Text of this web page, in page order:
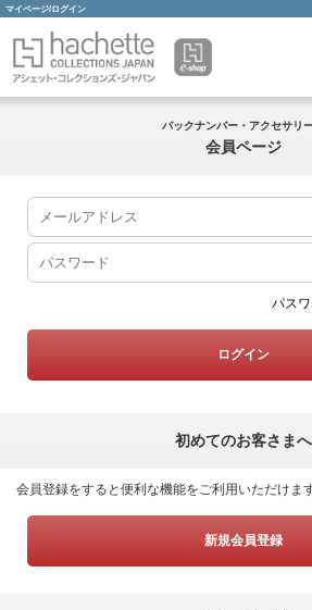
マイページ/ログイン
バックナンバー・アクセサリ
会員ページ
パス
初めてのお客さまへ
会員登録をすると便利な機能をご利用いただけます
新規会員登録